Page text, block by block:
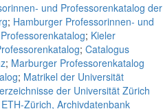
und Professorenkatalog der
; Hamburger Professorinnen- und
; Kieler
; Catalogus
; Marburger Professorenkatalog
; Matrikel der Universität
der Universität Zürich
Zürich, Archivdatenbank